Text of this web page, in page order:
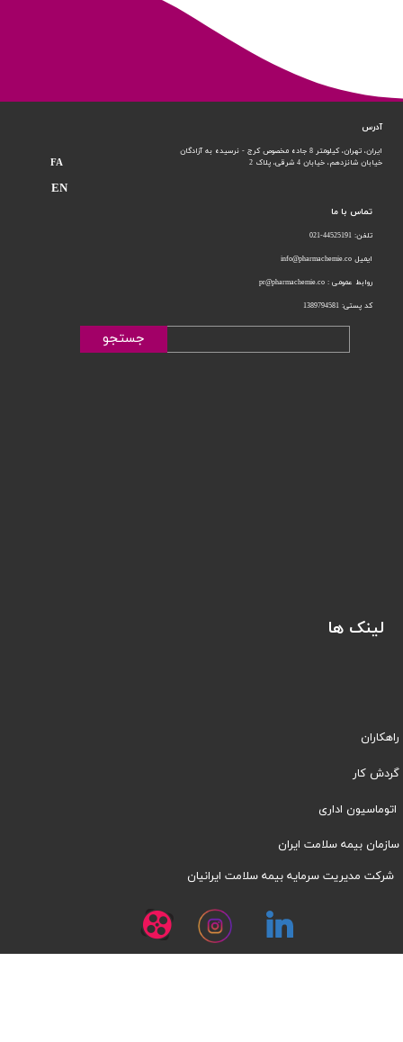
تماس با ما
تلفن: 44525191-021
ایمیل info@pharmachemie.co
روابط عمومی : pr@pharmachemie.co
کد پستی: 1389794581
آدرس
ایران، تهران، کیلومتر 8 جاده مخصوص کرج - نرسیده به آزادگان
خیابان شانزدهم، خیابان 4 شرقی، پلاک 2
جستجو
لینک ها
راهکاران
​​گردش کار
اتوماسیون اداری
سازمان بیمه سلامت ایران
شرکت مدیریت سرمایه بیمه سلامت ایرانیان
FA